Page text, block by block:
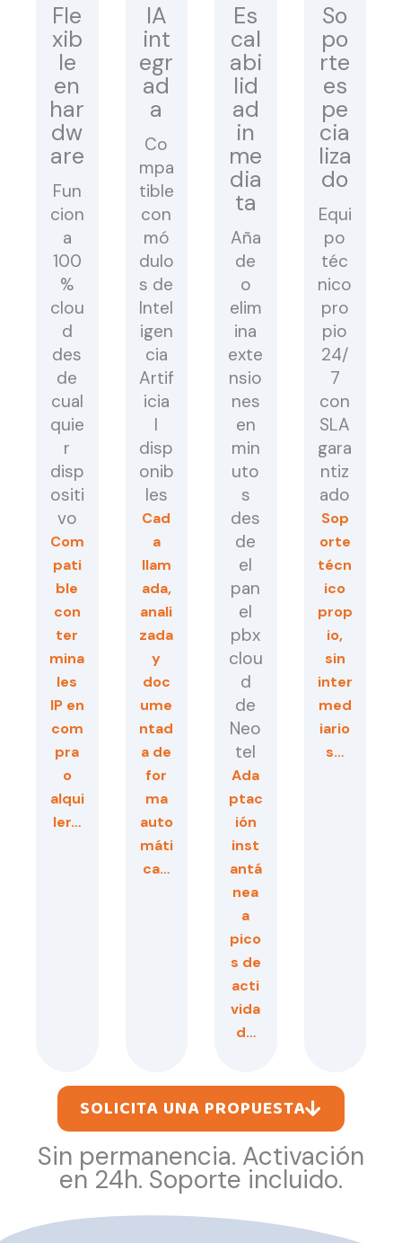
Fle
xib
le
en
har
dw
are
Fun
cion
a
100
%
clou
d
des
de
cual
quie
r
disp
ositi
vo
Com
pati
ble
con
ter
mina
les
IP en
com
pra
o
alqui
ler…
IA
int
egr
ad
a
Co
mpa
tible
con
mó
dulo
s de
Intel
igen
cia
Artif
icia
l
disp
onib
les
Cad
a
llam
ada,
anali
zada
y
doc
ume
ntad
a de
for
ma
auto
máti
ca…
Es
cal
abi
lid
ad
in
me
dia
ta
Aña
de
o
elim
ina
exte
nsio
nes
en
min
uto
s
des
de
el
pan
el
pbx
clou
d
de
Neo
tel
Ada
ptac
ión
inst
antá
nea
a
pico
s de
acti
vida
d…
So
po
rte
es
pe
cia
liza
do
Equi
po
téc
nico
pro
pio
24/
7
con
SLA
gara
ntiz
ado
Sop
orte
técn
ico
prop
io,
sin
inter
med
iario
s…
SOLICITA UNA PROPUESTA
Sin permanencia. Activación
en 24h. Soporte incluido.